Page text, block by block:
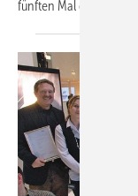
fünften Mal den Tag des